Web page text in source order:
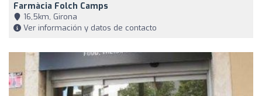
Farmàcia Folch Camps
16,5km, Girona
Ver información y datos de contacto